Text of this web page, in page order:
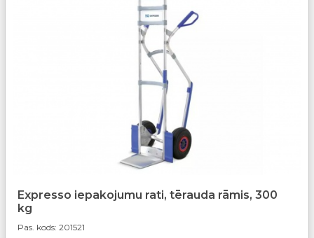
Expresso iepakojumu rati, tērauda rāmis, 300
kg
Pas. kods: 201521